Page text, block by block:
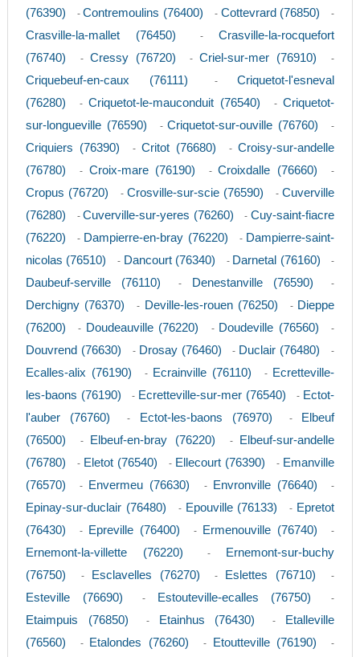
(76390)
-Contremoulins (76400) - Cottevrard (76850) -
Crasville-la-mallet (76450) -Crasville-la-rocquefort
(76740)
- Cressy (76720) -Criel-sur-mer (76910) -
Criquebeuf-en-caux (76111) -Criquetot-l'esneval
(76280)
- Criquetot-le-mauconduit (76540) -Criquetot-
sur-longueville (76590)
-Criquetot-sur-ouville (76760) -
Criquiers (76390) - Critot (76680) -Croisy-sur-andelle
(76780)
- Croix-mare (76190) -Croixdalle (76660) -
Cropus (76720) -Crosville-sur-scie (76590) -Cuverville
(76280)
-Cuverville-sur-yeres (76260) -Cuy-saint-fiacre
(76220)
- Dampierre-en-bray (76220) - Dampierre-saint-
nicolas (76510)
- Dancourt (76340) - Darnetal (76160) -
Daubeuf-serville (76110) - Denestanville (76590) -
Derchigny (76370) - Deville-les-rouen (76250) - Dieppe
(76200)
- Doudeauville (76220) - Doudeville (76560) -
Douvrend (76630) - Drosay (76460) - Duclair (76480) -
Ecalles-alix (76190) - Ecrainville (76110) - Ecretteville-
les-baons (76190)
- Ecretteville-sur-mer (76540) - Ectot-
l'auber (76760)
- Ectot-les-baons (76970) -
Elbeuf
(76500)
- Elbeuf-en-bray (76220) -
Elbeuf-sur-andelle
(76780)
- Eletot (76540) - Ellecourt (76390) - Emanville
(76570)
- Envermeu (76630) - Envronville (76640) -
Epinay-sur-duclair (76480) - Epouville (76133) - Epretot
(76430)
- Epreville (76400) - Ermenouville (76740) -
Ernemont-la-villette (76220) -
Ernemont-sur-buchy
(76750)
- Esclavelles (76270) - Eslettes (76710) -
Esteville (76690) - Estouteville-ecalles (76750) -
Etaimpuis (76850) - Etainhus (76430) -
Etalleville
(76560)
- Etalondes (76260) - Etoutteville (76190) -